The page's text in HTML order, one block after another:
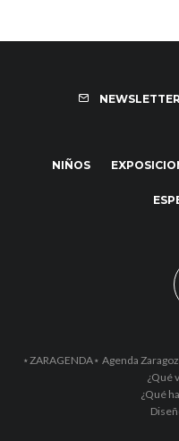
NEWSLETTER
NIÑOS
⋆ZARAGENDA⋆ Agenda
¿Qué
¿Qué